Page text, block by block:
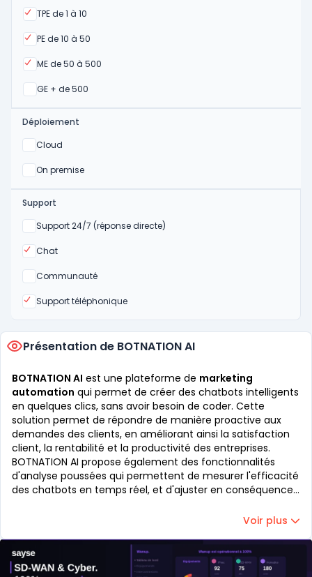
TPE de 1 à 10
Oui
PE de 10 à 50
Oui
ME de 50 à 500
Oui
GE + de 500
Oui
Déploiement
Cloud
Oui
On premise
Oui
Support
Support 24/7 (réponse directe)
Non
Chat
Oui
Communauté
Non
Support téléphonique
Oui
Présentation de BOTNATION AI
BOTNATION AI est une plateforme de marketing
automation qui permet de créer des chatbots intelligents
en quelques clics, sans avoir besoin de coder. Cette
solution permet de répondre de manière proactive aux
demandes des clients, en améliorant ainsi la satisfaction
client, la rentabilité et la productivité des entreprises.
BOTNATION AI propose également des fonctionnalités
d'analyse poussées qui permettent de mesurer l'efficacité
des chatbots en temps réel, et d'ajuster en conséquence
Voir plus